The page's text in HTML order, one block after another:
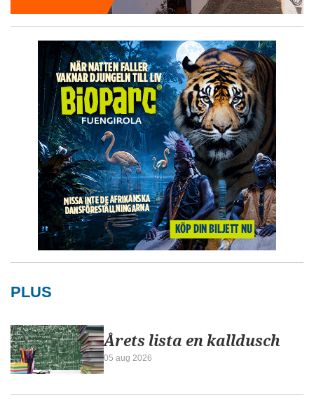
PLUS
Årets lista en kalldusch
05 aug 2026